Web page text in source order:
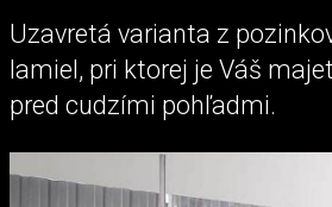
Uzavretá varianta z
lamiel, pri ktorej je Váš
pred cudzími pohľadmi.